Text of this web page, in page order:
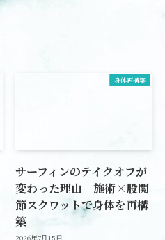
身体再構築
サーフィンのテイクオフが
変わった理由｜施術×股関
節スクワットで身体を再構
築
2026年7月15日